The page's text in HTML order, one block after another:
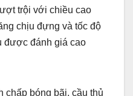
trội với chiều cao
chịu đựng và tốc độ
được đánh giá cao
chấp bóng bãi, cầu thủ